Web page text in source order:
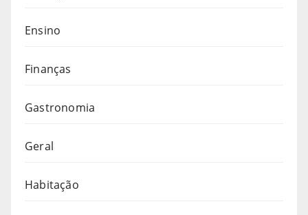
Ensino
Finanças
Gastronomia
Geral
Habitação